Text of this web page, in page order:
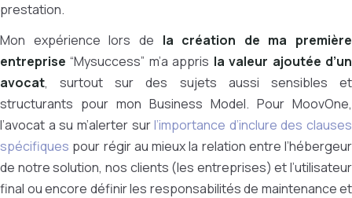
prestation.
Mon expérience lors de la création de ma première
entreprise “Mysuccess” m’a appris la valeur ajoutée d’un
avocat, surtout sur des sujets aussi sensibles et
structurants pour mon Business Model. Pour MoovOne,
l’avocat a su m’alerter surl’importance d’inclure des clauses
spécifiques pour régir au mieux la relation entre l’hébergeur
de notre solution, nos clients (les entreprises) et l’utilisateur
final ou encore définir les responsabilités de maintenance et